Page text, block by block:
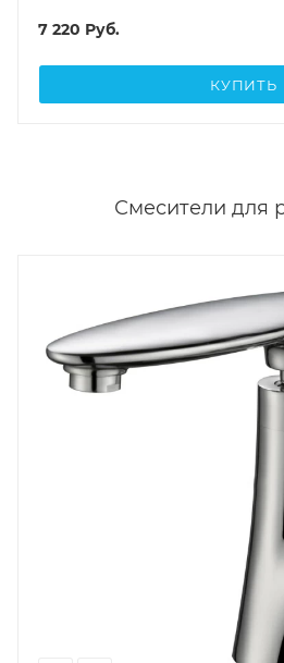
7 220 Руб.
КУПИТЬ
Смесители для